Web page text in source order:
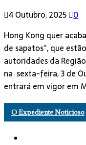
4 Outubro, 2025 0
Hong Kong quer
de sapatos”, que
autoridades da
na sexta-feira, 3 de
entrará em vigor em
O Expediente Noticioso